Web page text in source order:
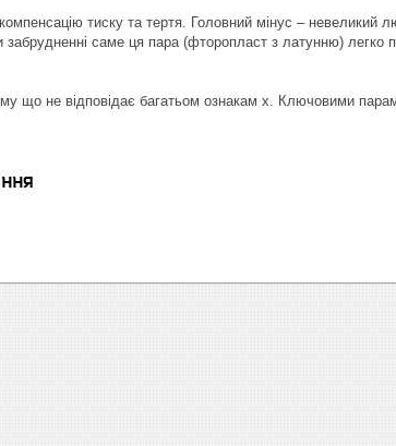
тиску та тертя. Головний мінус – невеликий
саме ця пара (фторопласт з латунню) легко
що не відповідає багатьом ознакам х. Ключовими